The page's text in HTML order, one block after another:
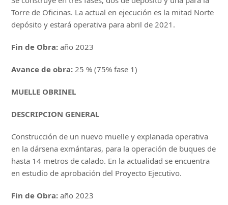
Torre de Oficinas. La actual en ejecución es la mitad Norte
depósito y estará operativa para abril de 2021.
Fin de Obra: año 2023
Avance de obra: 25 % (75% fase 1)
MUELLE OBRINEL
DESCRIPCION GENERAL
Construcción de un nuevo muelle y explanada operativa
en la dársena exmántaras, para la operación de buques de
hasta 14 metros de calado. En la actualidad se encuentra
en estudio de aprobación del Proyecto Ejecutivo.
Fin de Obra: año 2023